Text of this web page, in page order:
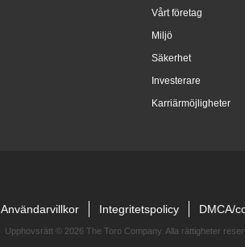
Vårt företag
Miljö
Säkerhet
Investerare
Karriärmöjligheter
Användarvillkor Integritetspolicy DMCA/
Upphovsrätt © 2026 The Toro Company. Alla rättigheter